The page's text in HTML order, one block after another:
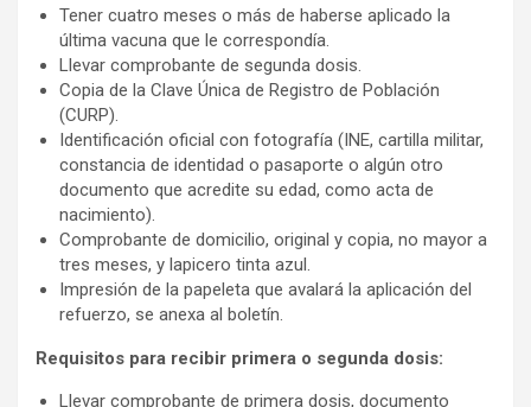
Tener cuatro meses o más de haberse aplicado la
última vacuna que le correspondía.
Llevar comprobante de segunda dosis.
Copia de la Clave Única de Registro de Población
(CURP).
Identificación oficial con fotografía (INE, cartilla militar,
constancia de identidad o pasaporte o algún otro
documento que acredite su edad, como acta de
nacimiento).
Comprobante de domicilio, original y copia, no mayor a
tres meses, y lapicero tinta azul.
Impresión de la papeleta que avalará la aplicación del
refuerzo, se anexa al boletín.
Requisitos para recibir primera o segunda dosis:
Llevar comprobante de primera dosis, documento